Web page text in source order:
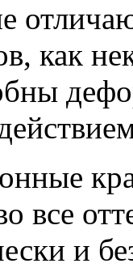
как
все
и